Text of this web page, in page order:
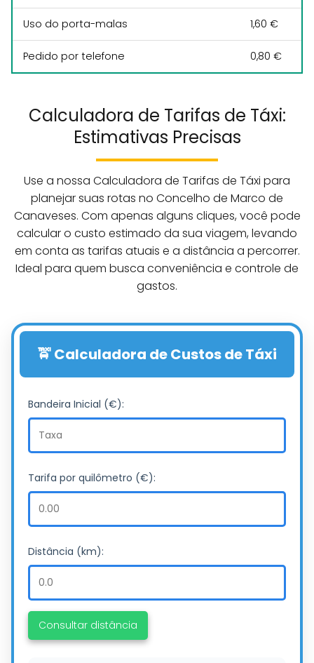
Uso do porta-malas 1,60 €
Pedido por telefone 0,80 €
Calculadora de Tarifas de Táxi:
Estimativas Precisas
Use a nossa Calculadora de Tarifas de Táxi para
planejar suas rotas no Concelho de Marco de
Canaveses. Com apenas alguns cliques, você pode
calcular o custo estimado da sua viagem, levando
em conta as tarifas atuais e a distância a percorrer.
Ideal para quem busca conveniência e controle de
gastos.
🚖 Calculadora de Custos de Táxi
Bandeira Inicial (€):
Tarifa por quilômetro (€):
Distância (km):
Consultar distância